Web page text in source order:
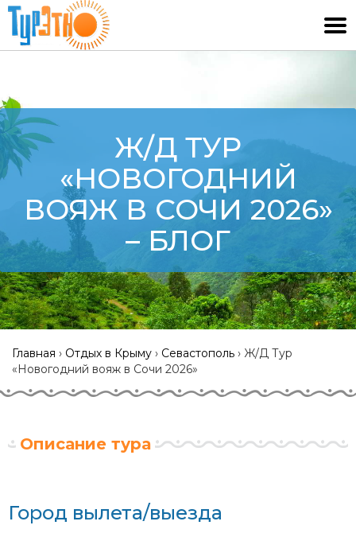
Ж/Д ТУР
«НОВОГОДНИЙ
ВОЯЖ В СОЧИ 2026»
– БЛОГ
Главная › Отдых в Крыму › Севастополь › Ж/Д Тур
«Новогодний вояж в Сочи 2026»
Описание тура
Город вылета/выезда